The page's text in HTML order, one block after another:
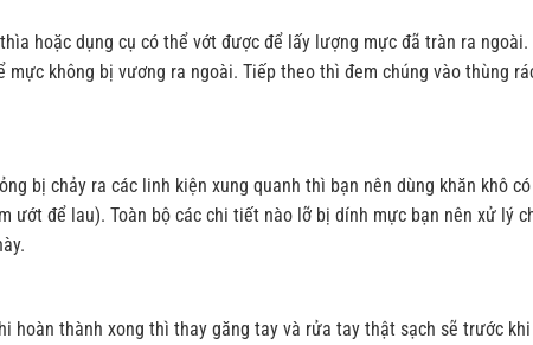
hoặc dụng cụ có thể vớt được để lấy lượng mực đã tràn ra
mực không bị vương ra ngoài. Tiếp theo thì đem chúng vào thùng
bị chảy ra các linh kiện xung quanh thì bạn nên dùng khăn khô
ướt để lau). Toàn bộ các chi tiết nào lỡ bị dính mực bạn nên xử lý
hoàn thành xong thì thay găng tay và rửa tay thật sạch sẽ trước